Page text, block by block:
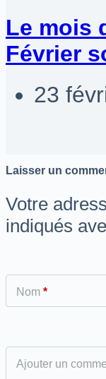
Le mois
Février
23
Laisser un
Votre
indiqués
Nom *
Ajouter un